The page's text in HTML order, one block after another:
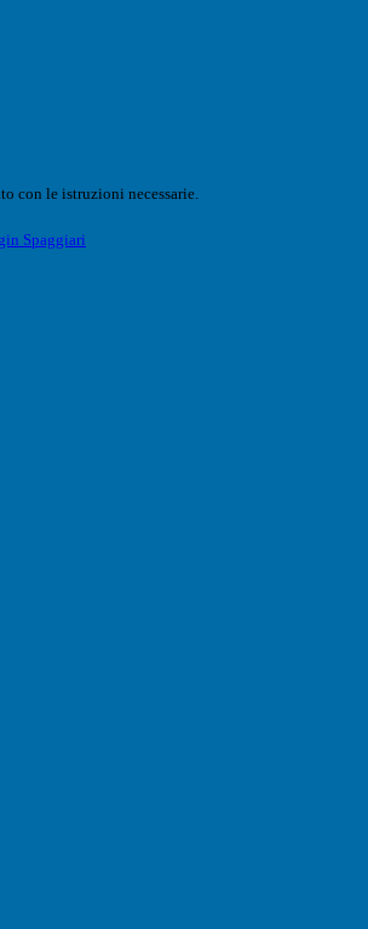
con le istruzioni necessarie.
Spaggiari